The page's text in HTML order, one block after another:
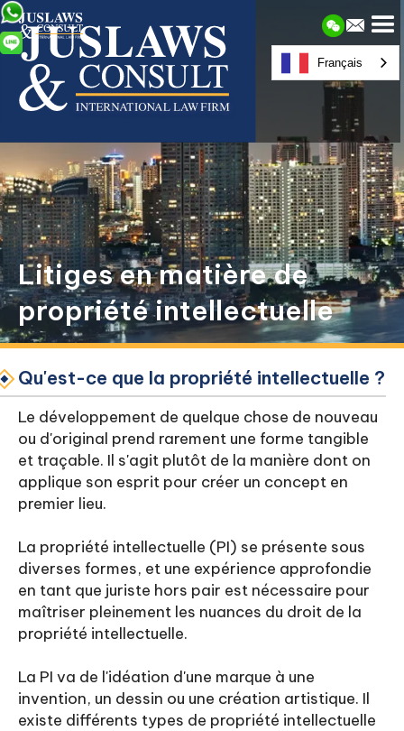
Litiges en matière de
propriété intellectuelle
Qu'est-ce que la propriété intellectuelle ?
Le développement de quelque chose de nouveau
ou d'original prend rarement une forme tangible
et traçable. Il s'agit plutôt de la manière dont on
applique son esprit pour créer un concept en
premier lieu.
La propriété intellectuelle (PI) se présente sous
diverses formes, et une expérience approfondie
en tant que juriste hors pair est nécessaire pour
maîtriser pleinement les nuances du droit de la
propriété intellectuelle.
La PI va de l'idéation d'une marque à une
invention, un dessin ou une création artistique. Il
existe différents types de propriété intellectuelle
Français